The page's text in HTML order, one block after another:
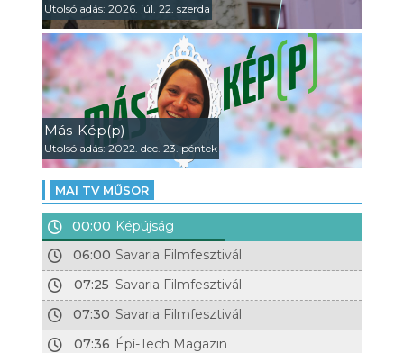
Utolsó adás: 2026. júl. 22. szerda
Más-Kép(p)
Utolsó adás: 2022. dec. 23. péntek
MAI TV MŰSOR
00:00 Képújság
06:00 Savaria Filmfesztivál
07:25 Savaria Filmfesztivál
07:30 Savaria Filmfesztivál
07:36 Épí-Tech Magazin